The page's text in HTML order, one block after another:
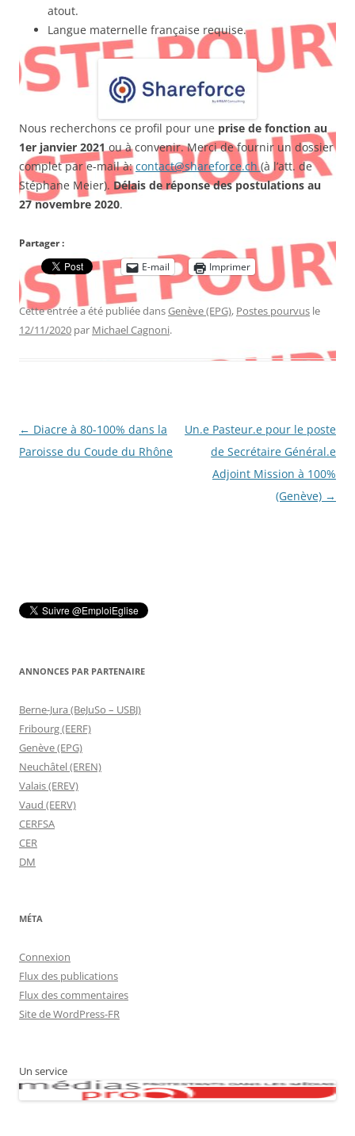
atout.
Langue maternelle française requise.
Nous recherchons ce profil pour une prise de fonction au
1er janvier 2021ou à convenir. Merci de fournir un dossier
complet par e-mail à:contact@shareforce.ch(à l’att. de
Stéphane Meier). Délais de réponse des postulations au
27 novembre 2020.
Partager :
E-mail
Imprimer
Cette entrée a été publiée dansGenève (EPG), Postes pourvus le
12/11/2020 par Michael Cagnoni.
Navigation
des
← Diacre à 80-100% dans la
Paroisse du Coude du Rhône
Un.e Pasteur.e pour le poste
de Secrétaire Général.e
Adjoint Mission à 100%
(Genève) →
ANNONCES PAR PARTENAIRE
Berne-Jura (BeJuSo – USBJ)
Fribourg (EERF)
Genève (EPG)
Neuchâtel (EREN)
Valais (EREV)
Vaud (EERV)
CERFSA
CER
DM
MÉTA
Connexion
Flux des publications
Flux des commentaires
Site de WordPress-FR
Un service